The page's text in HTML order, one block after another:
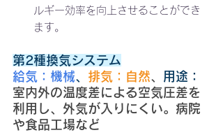
ルギー効率を向上させることができ
ます。
第2種換気システム
給気：機械、 排気：自然、 用途：
室内外の温度差による空気圧差を
利用し、外気が入りにくい。病院
や食品工場など